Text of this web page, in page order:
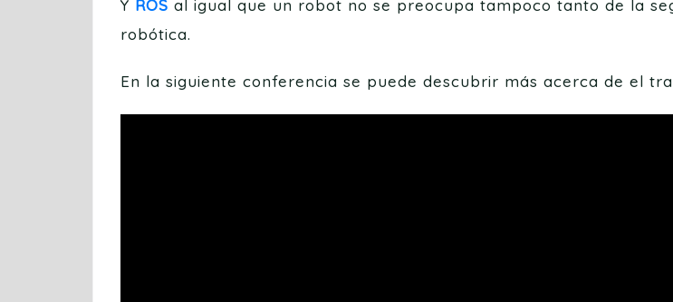
Y ROS al igual que un robot no se preocupa tampoco tanto de la
robótica.
En la siguiente conferencia se puede descubrir más acerca de el